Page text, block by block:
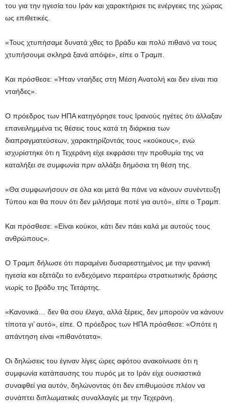
του για την ηγεσία του Ιράν και χαρακτήρισε τις ενέργειες της χώρας
ως επιθετικές.
«Τους χτυπήσαμε δυνατά χθες το βράδυ και πολύ πιθανό να τους
χτυπήσουμε σκληρά ξανά απόψε», είπε ο Τραμπ.
Και πρόσθεσε: «Ήταν νταήδες στη Μέση Ανατολή και δεν είναι πια
νταήδες».
Ο πρόεδρος των ΗΠΑ κατηγόρησε τους Ιρανούς ηγέτες ότι άλλαξαν
επανειλημμένα τις θέσεις τους κατά τη διάρκεια των
διαπραγματεύσεων, χαρακτηρίζοντάς τους «κούκους», ενώ
ισχυρίστηκε ότι η Τεχεράνη είχε εκφράσει την προθυμία της να
καταλήξει σε συμφωνία πριν αλλάξει δημόσια τη θέση της.
«Θα συμφωνήσουν σε όλα και μετά θα πάνε να κάνουν συνέντευξη
Τύπου και θα πουν ότι δεν μιλήσαμε ποτέ για αυτό», είπε ο Τραμπ.
Και πρόσθεσε: «Είναι κούκοι, κάτι δεν πάει καλά με αυτούς τους
ανθρώπους».
Ο Τραμπ δήλωσε ότι παραμένει δυσαρεστημένος με την ιρανική
ηγεσία και εξετάζει το ενδεχόμενο περαιτέρω στρατιωτικής δράσης
νωρίς το βράδυ της Τετάρτης.
«Κανονικά… δεν θα σου έλεγα, αλλά ξέρεις, δεν μπορούν να κάνουν
τίποτα γι’ αυτό», είπε. Ο πρόεδρος των ΗΠΑ πρόσθεσε: «Οπότε η
απάντηση είναι «πιθανότατα».
Οι δηλώσεις του έγιναν λίγες ώρες αφότου ανακοίνωσε ότι η
συμφωνία κατάπαυσης του πυρός με το Ιράν είχε ουσιαστικά
συναφθεί για αυτόν, δηλώνοντας ότι δεν επιθυμούσε πλέον να
συνάπτει διπλωματικές συναλλαγές με την Τεχεράνη.